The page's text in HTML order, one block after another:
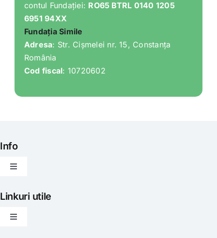
contul Fundației: RO65 BTRL 0140 1205
6951 94XX
Fundația Simile
Adresa: Str. Cișmelei nr. 15, Constanța
România
Cod fiscal: 10720602
Info
Toggle
Articole
Linkuri utile
Toggle